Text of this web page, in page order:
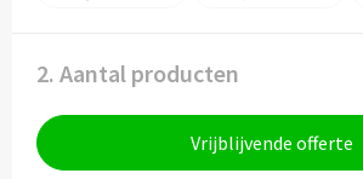
2. Aantal producten
Vrijblijvende offerte